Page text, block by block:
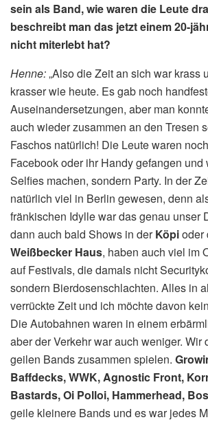
sein als Band, wie waren die Leute
beschreibt man das jetzt einem 20-
nicht miterlebt hat?
Henne:„Also die Zeit an sich war krass
krasser wie heute. Es gab noch
Auseinandersetzungen, aber man
auch wieder zusammen an den Tresen
Faschos natürlich! Die Leute waren
Facebook oder ihr Handy gefangen
Selfies machen, sondern Party. In der
natürlich viel in Berlin gewesen, denn
fränkischen Idylle war das genau unser
dann auch bald Shows in derKöpioder
Weißbecker Haus, haben auch viel im
auf Festivals, die damals nicht
sondern Bierdosenschlachten. Alles in
verrückte Zeit und ich möchte davon
Die Autobahnen waren in einem
aber der Verkehr war auch weniger. Wir
geilen Bands zusammen spielen.
Baffdecks, WWK, Agnostic Front,
Bastards, Oi Polloi, Hammerhead,
geile kleinere Bands und es war jedes